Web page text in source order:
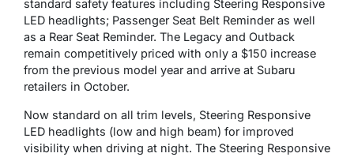
standard safety features including Steering Responsive
LED headlights; Passenger Seat Belt Reminder as well
as a Rear Seat Reminder. The Legacy and Outback
remain competitively priced with only a $150 increase
from the previous model year and arrive at Subaru
retailers in October.
Now standard on all trim levels, Steering Responsive
LED headlights (low and high beam) for improved
visibility when driving at night. The Steering Responsive